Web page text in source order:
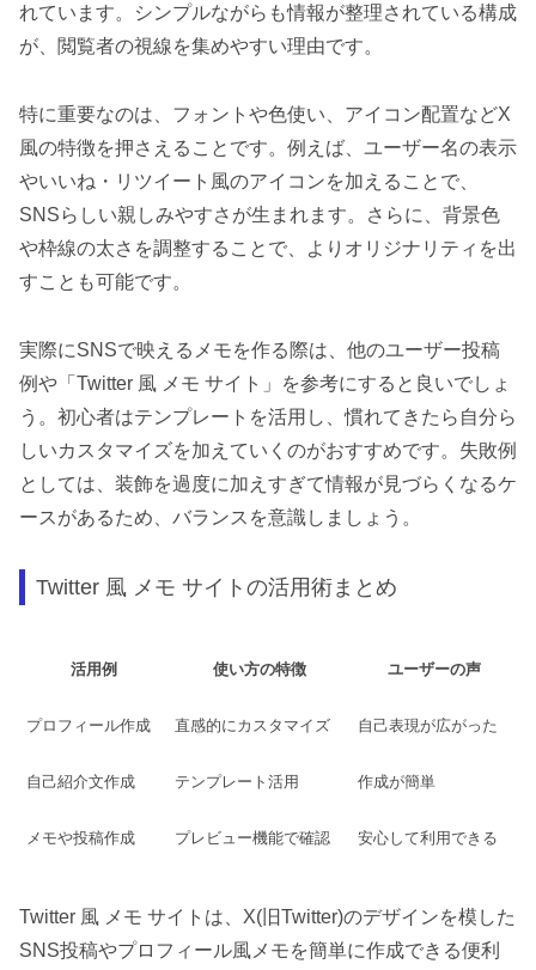
れています。シンプルながらも情報が整理されている構成
が、閲覧者の視線を集めやすい理由です。
特に重要なのは、フォントや色使い、アイコン配置などX
風の特徴を押さえることです。例えば、ユーザー名の表示
やいいね・リツイート風のアイコンを加えることで、
SNSらしい親しみやすさが生まれます。さらに、背景色
や枠線の太さを調整することで、よりオリジナリティを出
すことも可能です。
実際にSNSで映えるメモを作る際は、他のユーザー投稿
例や「Twitter 風 メモ サイト」を参考にすると良いでしょ
う。初心者はテンプレートを活用し、慣れてきたら自分ら
しいカスタマイズを加えていくのがおすすめです。失敗例
としては、装飾を過度に加えすぎて情報が見づらくなるケ
ースがあるため、バランスを意識しましょう。
Twitter 風 メモ サイトの活用術まとめ
活用例 使い方の特徴 ユーザーの声
プロフィール作成 直感的にカスタマイズ 自己表現が広がった
自己紹介文作成 テンプレート活用 作成が簡単
メモや投稿作成 プレビュー機能で確認 安心して利用できる
Twitter 風 メモ サイトは、X(旧Twitter)のデザインを模した
SNS投稿やプロフィール風メモを簡単に作成できる便利